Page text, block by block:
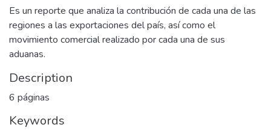
Es un reporte que analiza la contribución de cada una de las
regiones a las exportaciones del país, así como el
movimiento comercial realizado por cada una de sus
aduanas.
Description
6 páginas
Keywords